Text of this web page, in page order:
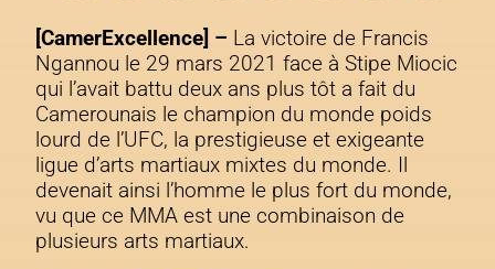
[CamerExcellence] – La victoire de Francis
Ngannou le 29 mars 2021 face à Stipe Miocic
qui l’avait battu deux ans plus tôt a fait du
Camerounais le champion du monde poids
lourd de l’UFC, la prestigieuse et exigeante
ligue d’arts martiaux mixtes du monde. Il
devenait ainsi l’homme le plus fort du monde,
vu que ce MMA est une combinaison de
plusieurs arts martiaux.